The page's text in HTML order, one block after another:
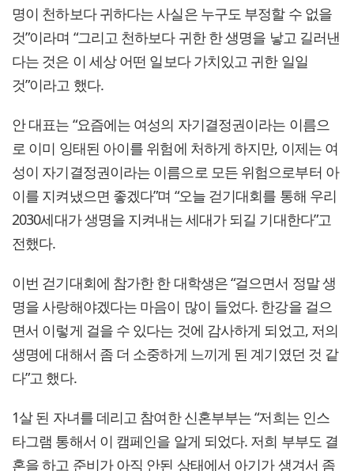
명이 천하보다 귀하다는 사실은 누구도 부정할 수 없을
것”이라며 “그리고 천하보다 귀한 한 생명을 낳고 길러낸
다는 것은 이 세상 어떤 일보다 가치있고 귀한 일일
것”이라고 했다.
안 대표는 “요즘에는 여성의 자기결정권이라는 이름으
로 이미 잉태된 아이를 위험에 처하게 하지만, 이제는 여
성이 자기결정권이라는 이름으로 모든 위험으로부터 아
이를 지켜냈으면 좋겠다”며 “오늘 걷기대회를 통해 우리
2030세대가 생명을 지켜내는 세대가 되길 기대한다”고
전했다.
이번 걷기대회에 참가한 한 대학생은 “걸으면서 정말 생
명을 사랑해야겠다는 마음이 많이 들었다. 한강을 걸으
면서 이렇게 걸을 수 있다는 것에 감사하게 되었고, 저의
생명에 대해서 좀 더 소중하게 느끼게 된 계기였던 것 같
다”고 했다.
1살 된 자녀를 데리고 참여한 신혼부부는 “저희는 인스
타그램 통해서 이 캠페인을 알게 되었다. 저희 부부도 결
혼을 하고 준비가 아직 안된 상태에서 아기가 생겨서 좀